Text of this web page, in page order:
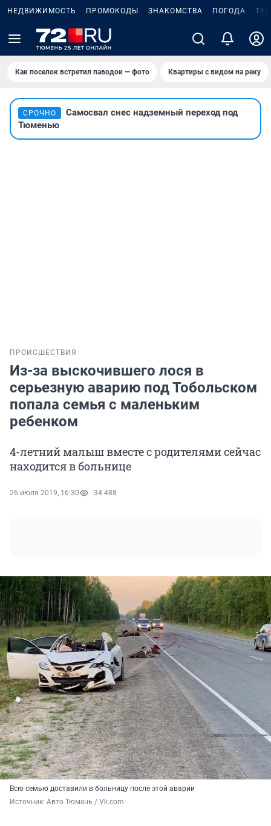
НЕДВИЖИМОСТЬ ПРОМОКОДЫ ЗНАКОМСТВА ПОГОДА
Как поселок встретил паводок — фото Квартиры с видом на реку
СРОЧНО
Самосвал снес надземный переход под
Тюменью
ПРОИСШЕСТВИЯ
Из-за выскочившего лося в
серьезную аварию под Тобольском
попала семья с маленьким
ребенком
4-летний малыш вместе с родителями сейчас
находится в больнице
26 июля 2019, 16:30 34 488
Всю семью доставили в больницу после этой аварии
Источник: Авто Тюмень / Vk.com